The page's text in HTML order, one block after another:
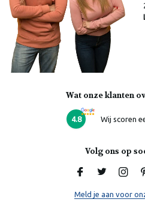
Wat onze klanten
4.8 Wij scoren
Volg ons op
Meld je aan voor
Online